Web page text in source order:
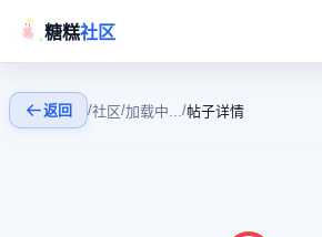
糖糕社区
返回 /社区/加载中.../帖子详情